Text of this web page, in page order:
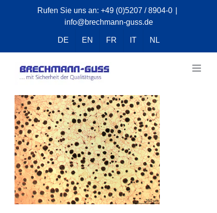
Rufen Sie uns an: +49 (0)5207 / 8904-0
info@brechmann-guss.de
DE EN FR IT NL